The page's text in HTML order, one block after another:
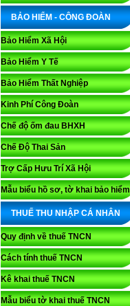
BẢO HIỂM - CÔNG ĐOÀN
Bảo Hiểm Xã Hội
Bảo Hiểm Y Tế
Bảo Hiểm Thất Nghiệp
Kinh Phí Công Đoàn
Chế độ ốm đau BHXH
Chế Độ Thai Sản
Trợ Cấp Hưu Trí Xã Hội
Mẫu biểu hồ sơ, tờ khai bảo hiểm
THUẾ THU NHẬP CÁ NHÂN
Quy định về thuế TNCN
Cách tính thuế TNCN
Kê khai thuế TNCN
Mẫu biểu tờ khai thuế TNCN